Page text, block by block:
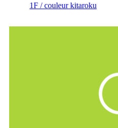
1F / couleur kitaroku